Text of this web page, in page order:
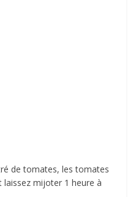
de tomates, les tomates
laissez mijoter 1 heure à